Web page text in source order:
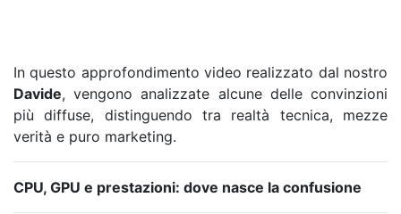
In questo approfondimento video realizzato dal nostro
Davide, vengono analizzate alcune delle convinzioni
più diffuse, distinguendo tra realtà tecnica, mezze
verità e puro marketing.
CPU, GPU e prestazioni: dove nasce la confusione